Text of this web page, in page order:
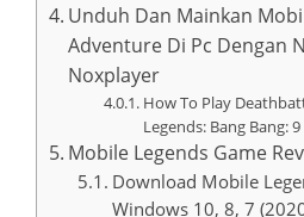
Unduh Dan Mainkan
Adventure Di Pc Dengan
Noxplayer
How To Play
Legends: Bang Bang:
Mobile Legends Game
Download Mobile
Windows 10, 8, 7